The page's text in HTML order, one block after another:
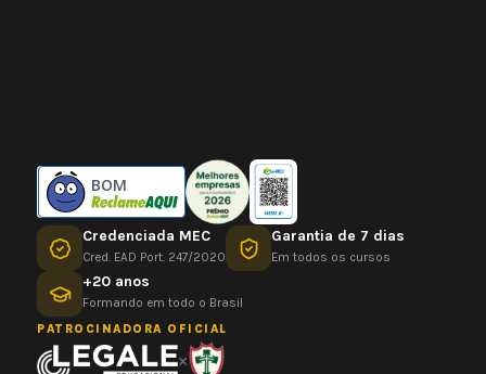
BOM
Credenciada MEC
Cred. EAD Port. 247/2020
Garantia de 7 dias
Em todos os cursos
+20 anos
Formando em todo o Brasil
PATROCINADORA OFICIAL
×